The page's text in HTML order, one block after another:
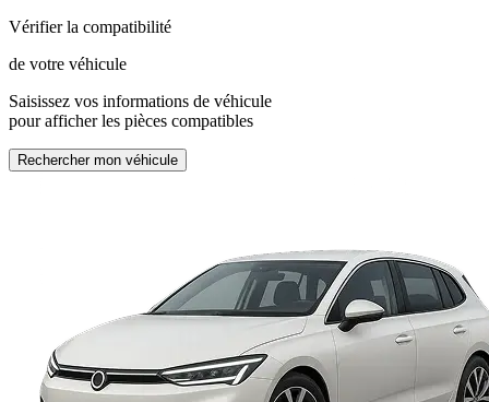
Vérifier la compatibilité
de votre véhicule
Saisissez vos informations de véhicule
pour afficher les pièces compatibles
Rechercher mon véhicule